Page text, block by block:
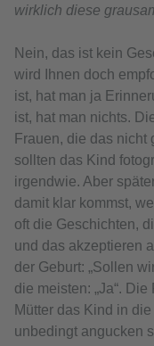
wirklich diese
Nein, das ist kein
wird Ihnen doch
ist, hat man ja
ist, hat man nichts.
Frauen, die das nicht
sollten das Kind
irgendwie. Aber
damit klar kommst,
oft die Geschichten,
und das akzeptieren
der Geburt: „Sollen
die meisten: „Ja“.
Mütter das Kind in
unbedingt angucken